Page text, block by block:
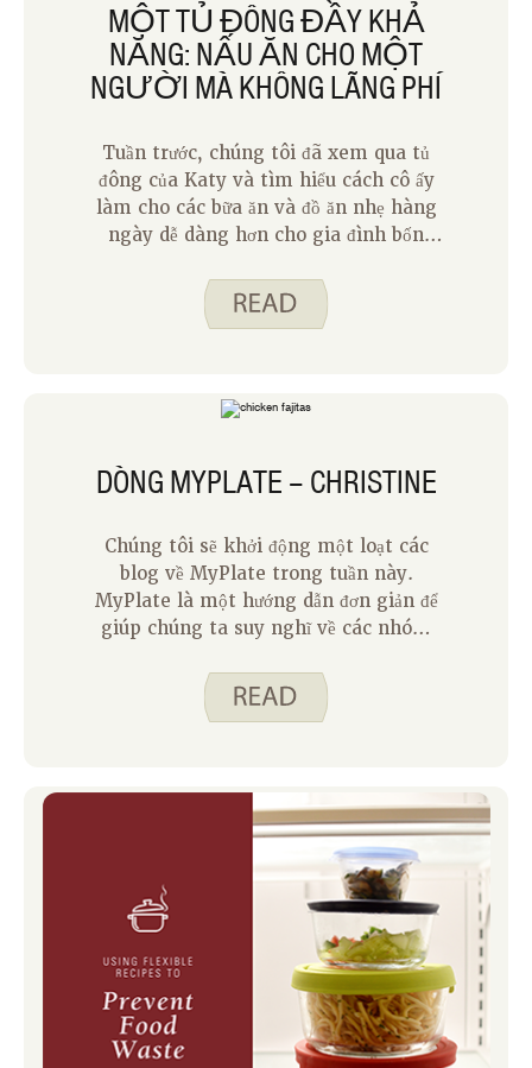
MỘT TỦ ĐÔNG ĐẦY KHẢ
NĂNG: NẤU ĂN CHO MỘT
NGƯỜI MÀ KHÔNG LÃNG PHÍ
Tuần trước, chúng tôi đã xem qua tủ
đông của Katy và tìm hiểu cách cô ấy
làm cho các bữa ăn và đồ ăn nhẹ hàng
ngày dễ dàng hơn cho gia đình bốn
phẩm đông lạnh. Tuần này, tôi có thể
chia sẻ cách tôi sử dụng tủ đông của
giản hơn vì tôi chỉ có bản thân để làm
hài lòng và tôi biết mình thích gì. Tuy
đòi hỏi một số kế hoạch cẩn thận để
nỗ lực của bạn.
DÒNG MYPLATE – CHRISTINE
Chúng tôi sẽ khởi động một loạt các
blog về MyPlate trong tuần này.
MyPlate là một hướng dẫn đơn giản để
giúp chúng ta suy nghĩ về các nhóm
Một vài người trong chúng ta chi tiêu
thông minh. Ăn uống thông minh. Các
chia sẻ trên blog trước đó rằng hầu hết
thời gian tôi đang nấu ăn cho chính
mình. Tôi đã nghe bạn bè chia sẻ rằng
họ không thích tự nấu ăn vì có vẻ như
rất nhiều công việc chỉ dành cho một
người, và quá khó để ăn uống lành mạnh
theo cách đó. Cuối cùng họ ăn một thứ
cho bữa ăn của họ bởi vì nấu nhiều thứ
cảm thấy như quá nhiều nỗ lực. Tôi đồng
ý rằng điều đó có thể khó khăn và tôi